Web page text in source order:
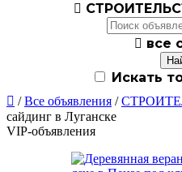

 все
Искать
 /Все объявления /
сайдинг в Луганске
VIP-объявления